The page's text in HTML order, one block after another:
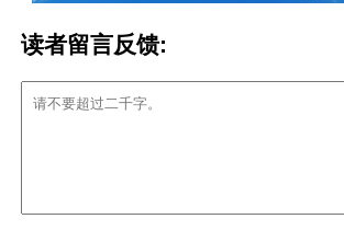
读者留言反馈: